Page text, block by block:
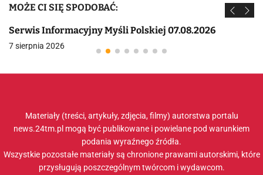
MOŻE CI SIĘ SPODOBAĆ:
Serwis Informacyjny Myśli Polskiej 07.08.2026
7 sierpnia 2026
Materiały (treści, artykuły, zdjęcia, filmy) autorstwa portalu
news.24tm.pl mogą być publikowane i powielane pod warunkiem
podania wyraźnego źródła.
Wszystkie pozostałe materiały są chronione prawami autorskimi, które
przysługują poszczególnym twórcom i wydawcom.